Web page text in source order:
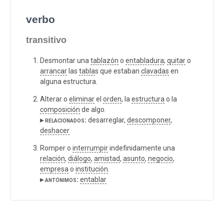
verbo
transitivo
Desmontar una tablazón o entabladura; quitaro
arrancar las tablas que estaban clavadas en
alguna estructura.
Alterar o eliminarel orden, la estructura o la
composición de algo.
▸ relacionados: desarreglar, descomponer,
deshacer
Romper o interrumpirindefinidamente una
relación, diálogo, amistad, asunto, negocio,
empresa o institución
▸ antónimos: entablar